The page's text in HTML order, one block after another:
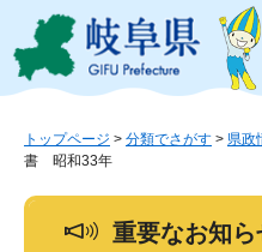
ジ
ュ
このペ
トップページ > 分類でさがす > 県政
書 昭和33年
重要なお知ら